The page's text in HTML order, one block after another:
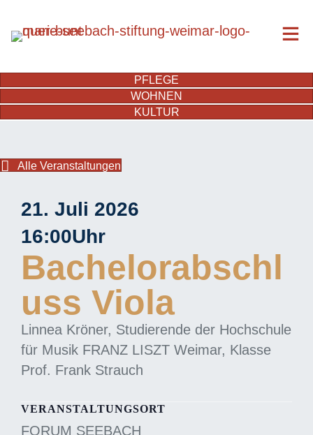
PFLEGE
WOHNEN
KULTUR
Alle Veranstaltungen
21. Juli 2026
16:00Uhr
Bachelorabschl
uss Viola
Linnea Kröner, Studierende der Hochschule
für Musik FRANZ LISZT Weimar, Klasse
Prof. Frank Strauch
VERANSTALTUNGSORT
FORUM SEEBACH